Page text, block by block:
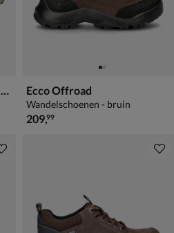
Skechers Hands Free Slip-Ins Slade Ecco Offroad
Wandelschoenen - bruin
€ 209,99
209,99